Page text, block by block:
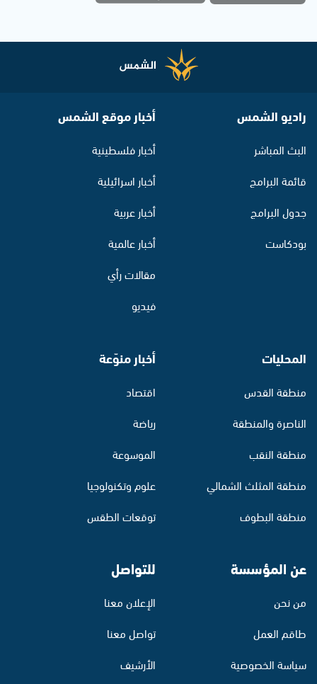
راديو الشمس
البث المباشر
قائمة البرامج
جدول البرامج
بودكاست
أخبار موقع الشمس
أخبار فلسطينية
أخبار اسرائيلية
أخبار عربية
أخبار عالمية
مقالات رأي
فيديو
المحليات
منطقة القدس
الناصرة والمنطقة
منطقة النقب
منطقة المثلث الشمالي
منطقة البطوف
أخبار منوّعة
اقتصاد
رياضة
الموسوعة
علوم وتكنولوجيا
توقعات الطقس
عن المؤسسة
من نحن
طاقم العمل
سياسة الخصوصية
للتواصل
الإعلان معنا
تواصل معنا
الأرشيف